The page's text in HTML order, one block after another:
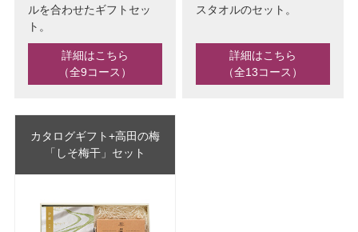
ルを合わせたギフトセッ
ト。
詳細はこちら
（全9コース）
スタオルのセット。
詳細はこちら
（全13コース）
カタログギフト+高田の梅
「しそ梅干」セット